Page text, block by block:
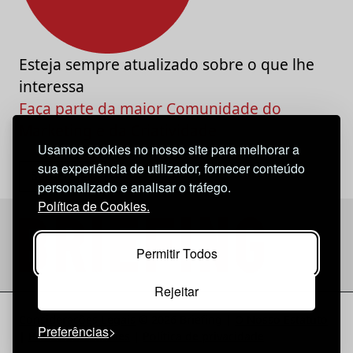
Usamos cookies no nosso site para melhorar a
sua experiência de utilizador, fornecer conteúdo
personalizado e analisar o tráfego.
Política de Cookies.
Permitir Todos
Rejeitar
Preferências
Esteja sempre atualizado sobre o que lhe
interessa
Faça parte da maior Comunidade do
Política de Cookies